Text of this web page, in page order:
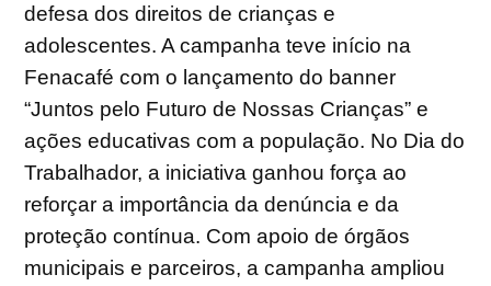
defesa dos direitos de crianças e
adolescentes. A campanha teve início na
Fenacafé com o lançamento do banner
“Juntos pelo Futuro de Nossas Crianças” e
ações educativas com a população. No Dia do
Trabalhador, a iniciativa ganhou força ao
reforçar a importância da denúncia e da
proteção contínua. Com apoio de órgãos
municipais e parceiros, a campanha ampliou